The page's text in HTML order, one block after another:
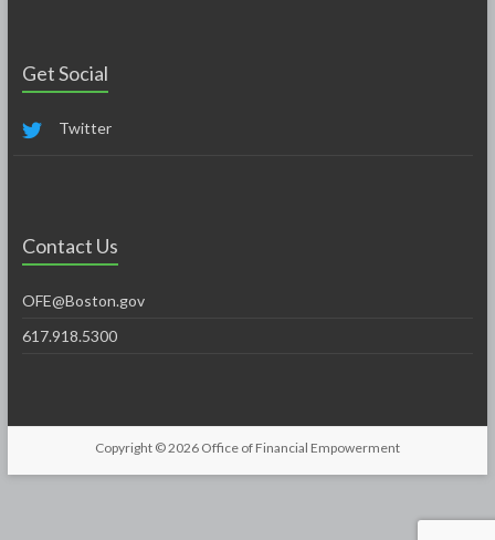
Get Social
Twitter
Contact Us
OFE@Boston.gov
617.918.5300
Copyright © 2026 Office of Financial Empowerment